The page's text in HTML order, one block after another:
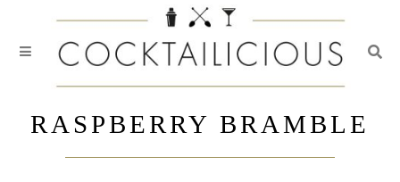
contentRASPBERRY BRAMBLE